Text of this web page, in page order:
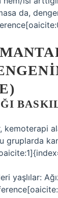
da,
kemoterapi
gruplarda
yaşlılar: